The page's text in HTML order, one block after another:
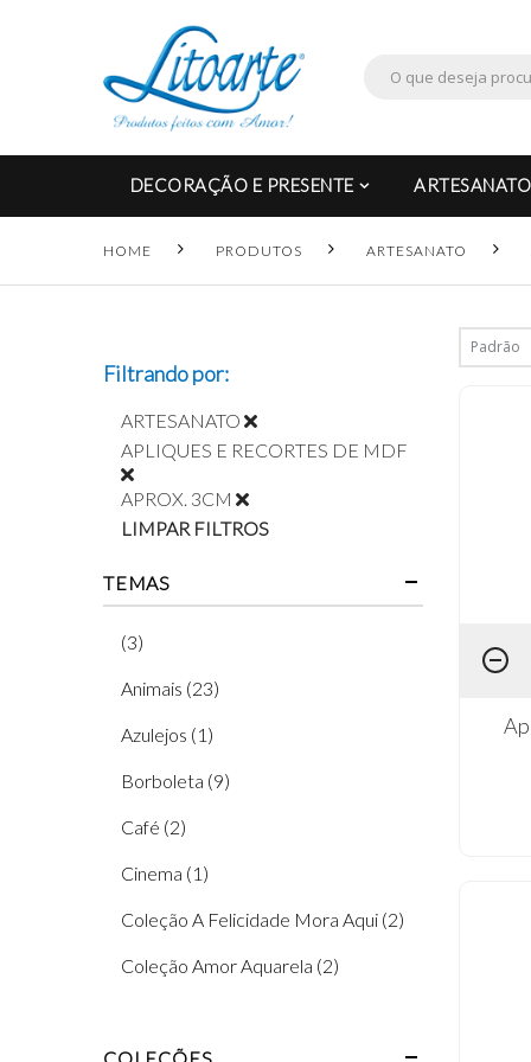
DECORAÇÃO E PRESENTE ARTESANATO
HOME PRODUTOS ARTESANATO
Filtrando por:
ARTESANATO
APLIQUES E RECORTES DE MDF
APROX. 3CM
LIMPAR FILTROS
TEMAS
(3)
Animais (23)
Azulejos (1)
Borboleta (9)
Café (2)
Cinema (1)
Coleção A Felicidade Mora Aqui (2)
Coleção Amor Aquarela (2)